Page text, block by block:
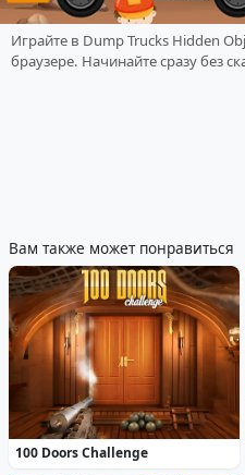
Играйте в Dump Trucks Hidden
браузере. Начинайте сразу без
Вам также может понравиться
100 Doors Challenge